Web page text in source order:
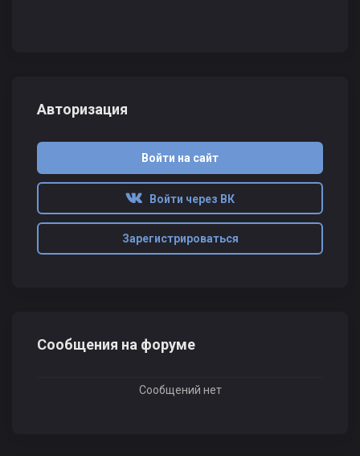
Авторизация
Войти на сайт
Войти через ВК
Зарегистрироваться
Сообщения на форуме
Сообщений нет